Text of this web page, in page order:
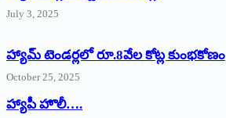
July 3, 2025
హ్యామ్‌ ‌టెండర్లలో రూ.8వేల కోట్ల కుంభకోణం
October 25, 2025
హ్యాపీ హొలీ….